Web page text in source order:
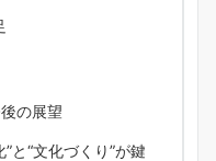
の展望
と“文化づくり”が鍵